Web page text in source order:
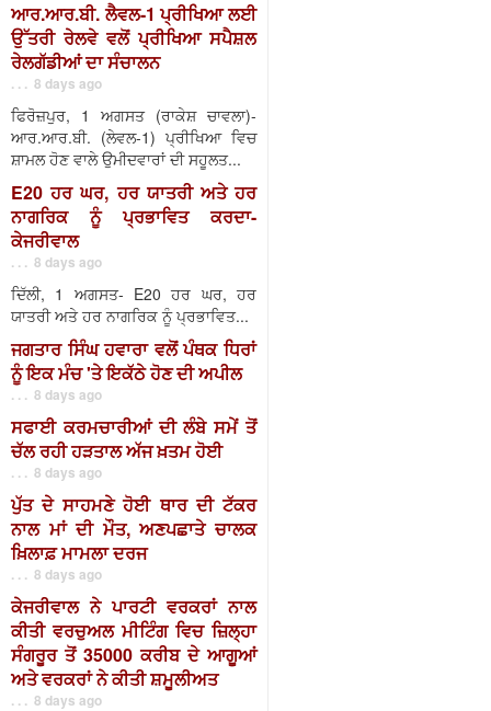
ਆਰ.ਆਰ.ਬੀ. ਲੈਵਲ-1 ਪ੍ਰੀਖਿਆ ਲਈ
ਉੱਤਰੀ ਰੇਲਵੇ ਵਲੋਂ ਪ੍ਰੀਖਿਆ ਸਪੈਸ਼ਲ
ਰੇਲਗੱਡੀਆਂ ਦਾ ਸੰਚਾਲਨ
. . . 8 days ago
ਫਿਰੋਜ਼ਪੁਰ, 1 ਅਗਸਤ (ਰਾਕੇਸ਼ ਚਾਵਲਾ)-
ਆਰ.ਆਰ.ਬੀ. (ਲੇਵਲ-1) ਪ੍ਰੀਖਿਆ ਵਿਚ
ਸ਼ਾਮਲ ਹੋਣ ਵਾਲੇ ਉਮੀਦਵਾਰਾਂ ਦੀ ਸਹੂਲਤ...
E20 ਹਰ ਘਰ, ਹਰ ਯਾਤਰੀ ਅਤੇ ਹਰ
ਨਾਗਰਿਕ ਨੂੰ ਪ੍ਰਭਾਵਿਤ ਕਰਦਾ-
ਕੇਜਰੀਵਾਲ
. . . 8 days ago
ਦਿੱਲੀ, 1 ਅਗਸਤ- E20 ਹਰ ਘਰ, ਹਰ
ਯਾਤਰੀ ਅਤੇ ਹਰ ਨਾਗਰਿਕ ਨੂੰ ਪ੍ਰਭਾਵਿਤ...
ਜਗਤਾਰ ਸਿੰਘ ਹਵਾਰਾ ਵਲੋਂ ਪੰਥਕ ਧਿਰਾਂ
ਨੂੰ ਇਕ ਮੰਚ 'ਤੇ ਇਕੱਠੇ ਹੋਣ ਦੀ ਅਪੀਲ
. . . 8 days ago
ਸਫਾਈ ਕਰਮਚਾਰੀਆਂ ਦੀ ਲੰਬੇ ਸਮੇਂ ਤੋਂ
ਚੱਲ ਰਹੀ ਹੜਤਾਲ ਅੱਜ ਖ਼ਤਮ ਹੋਈ
. . . 8 days ago
ਪੁੱਤ ਦੇ ਸਾਹਮਣੇ ਹੋਈ ਥਾਰ ਦੀ ਟੱਕਰ
ਨਾਲ ਮਾਂ ਦੀ ਮੌਤ, ਅਣਪਛਾਤੇ ਚਾਲਕ
ਖ਼ਿਲਾਫ਼ ਮਾਮਲਾ ਦਰਜ
. . . 8 days ago
ਕੇਜਰੀਵਾਲ ਨੇ ਪਾਰਟੀ ਵਰਕਰਾਂ ਨਾਲ
ਕੀਤੀ ਵਰਚੁਅਲ ਮੀਟਿੰਗ ਵਿਚ ਜ਼ਿਲ੍ਹਾ
ਸੰਗਰੂਰ ਤੋਂ 35000 ਕਰੀਬ ਦੇ ਆਗੂਆਂ
ਅਤੇ ਵਰਕਰਾਂ ਨੇ ਕੀਤੀ ਸ਼ਮੂਲੀਅਤ
. . . 8 days ago